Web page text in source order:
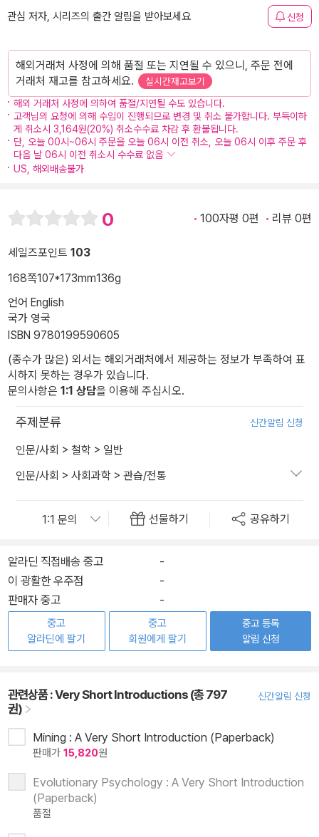
관심 저자, 시리즈의 출간 알림을 받아보세요 신청
해외거래처 사정에 의해 품절 또는 지연될 수 있으니, 주문 전에
거래처 재고를 참고하세요.
실시간재고보기
해외 거래처 사정에 의하여 품절/지연될 수도 있습니다.
고객님의 요청에 의해 수입이 진행되므로 변경 및 취소 불가합니다. 부득이하
게 취소시 3,164원(20%) 취소수수료 차감 후 환불됩니다.
단, 오늘 00시~06시 주문을 오늘 06시 이전 취소, 오늘 06시 이후 주문 후
다음 날 06시 이전 취소시 수수료 없음
US, 해외배송불가
0 100자평 0편 리뷰 0편
세일즈포인트 103
168쪽107*173mm136g
언어 English
국가 영국
ISBN 9780199590605
(종수가 많은) 외서는 해외거래처에서 제공하는 정보가 부족하여 표
시하지 못하는 경우가 있습니다.
문의사항은 1:1 상담을 이용해 주십시오.
주제분류 신간알림 신청
인문/사회 > 철학 > 일반
인문/사회 > 사회과학 > 관습/전통
선물하기 공유하기
알라딘 직접배송 중고
-
이 광활한 우주점
-
판매자 중고
-
중고
알라딘에 팔기
중고
회원에게 팔기
중고 등록
알림 신청
관련상품 :Very Short Introductions (총 797
권)
신간알림 신청
Mining : A Very Short Introduction (Paperback)
판매가 15,820원
Evolutionary Psychology : A Very Short Introduction
(Paperback)
품절